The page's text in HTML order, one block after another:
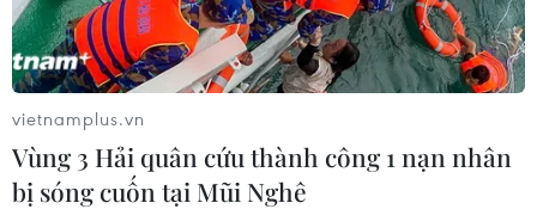
vietnamplus.vn
Vùng 3 Hải quân cứu thành công 1 nạn nhân
bị sóng cuốn tại Mũi Nghê